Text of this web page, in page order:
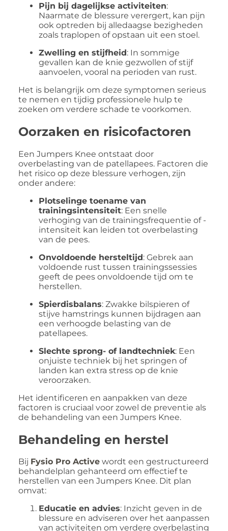
Pijn bij dagelijkse activiteiten:
Naarmate de blessure verergert, kan pijn
ook optreden bij alledaagse bezigheden
zoals traplopen of opstaan uit een stoel.
Zwelling en stijfheid: In sommige
gevallen kan de knie gezwollen of stijf
aanvoelen, vooral na perioden van rust.
Het is belangrijk om deze symptomen serieus
te nemen en tijdig professionele hulp te
zoeken om verdere schade te voorkomen.
Oorzaken en risicofactoren
Een Jumpers Knee ontstaat door
overbelasting van de patellapees. Factoren die
het risico op deze blessure verhogen, zijn
onder andere:
Plotselinge toename van
trainingsintensiteit: Een snelle
verhoging van de trainingsfrequentie of -
intensiteit kan leiden tot overbelasting
van de pees.
Onvoldoende hersteltijd: Gebrek aan
voldoende rust tussen trainingssessies
geeft de pees onvoldoende tijd om te
herstellen.
Spierdisbalans: Zwakke bilspieren of
stijve hamstrings kunnen bijdragen aan
een verhoogde belasting van de
patellapees.
Slechte sprong- of landtechniek: Een
onjuiste techniek bij het springen of
landen kan extra stress op de knie
veroorzaken.
Het identificeren en aanpakken van deze
factoren is cruciaal voor zowel de preventie als
de behandeling van een Jumpers Knee.
Behandeling en herstel
Bij Fysio Pro Active wordt een gestructureerd
behandelplan gehanteerd om effectief te
herstellen van een Jumpers Knee. Dit plan
omvat:
Educatie en advies: Inzicht geven in de
blessure en adviseren over het aanpassen
van activiteiten om verdere overbelasting